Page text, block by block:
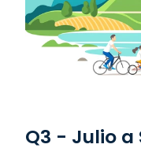
Q3 - Julio a